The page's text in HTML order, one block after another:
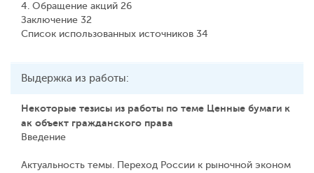
4. Обращение акций 26
Заключение 32
Список использованных источников 34
Выдержка из работы:
Некоторые тезисы из работы по теме Ценные бумаги к
ак объект гражданского права
Введение
Актуальность темы. Переход России к рыночной эконом